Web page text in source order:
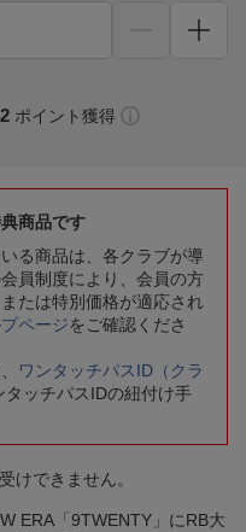
ポイント獲得
商品です
る商品は、各クラブが導
員制度により、会員の方
たは特別価格が適応され
ページをご確認くださ
ワンタッチパスID（クラ
タッチパスIDの紐付け手
けできません。
ERA「9TWENTY」にRB大